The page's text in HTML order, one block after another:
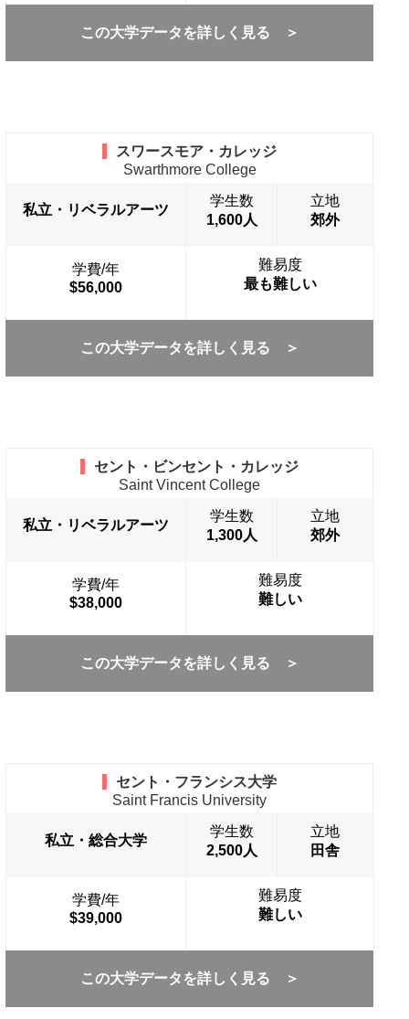
この大学データを詳しく見る ＞
スワースモア・カレッジ
Swarthmore College
私立・リベラルアーツ
学生数
1,600人
立地
郊外
学費/年
$56,000
難易度
最も難しい
この大学データを詳しく見る ＞
セント・ビンセント・カレッジ
Saint Vincent College
私立・リベラルアーツ
学生数
1,300人
立地
郊外
学費/年
$38,000
難易度
難しい
この大学データを詳しく見る ＞
セント・フランシス大学
Saint Francis University
私立・総合大学
学生数
2,500人
立地
田舎
学費/年
$39,000
難易度
難しい
この大学データを詳しく見る ＞